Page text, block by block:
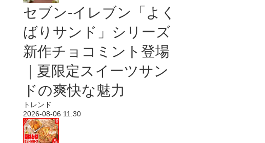
セブン‐イレブン「よく
ばりサンド」シリーズ
新作チョコミント登場
｜夏限定スイーツサン
ドの爽快な魅力
トレンド
2026-08-06 11:30